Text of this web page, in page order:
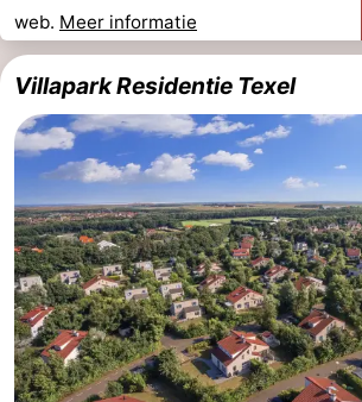
web. Meer informatie
Villapark Residentie Texel